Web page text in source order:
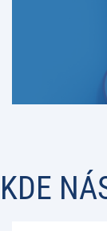
KDE